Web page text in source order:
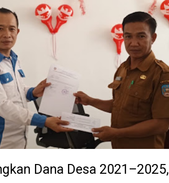
Dana Desa 2021–2025,